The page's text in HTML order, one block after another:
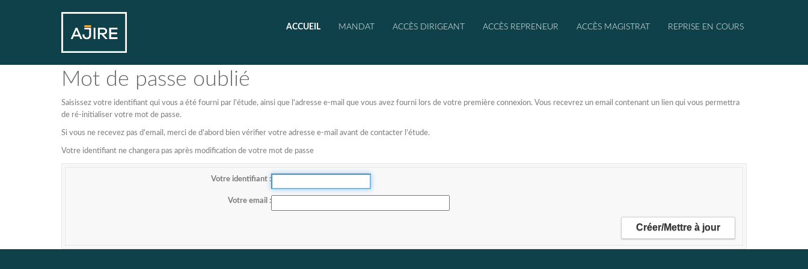
ACCUEIL MANDAT ACCÈS DIRIGEANT ACCÈS REPRENEUR ACCÈS MAGISTRAT REPRISE EN COURS
Mot de passe oublié
Saisissez votre identifiant qui vous a été fourni par l'étude, ainsi que l'adresse e-mail que vous avez fourni lors de votre première connexion. Vous recevrez un email contenant un lien qui vous permettra
de ré-initialiser votre mot de passe.
Si vous ne recevez pas d'email, merci de d'abord bien vérifier votre adresse e-mail avant de contacter l'étude.
Votre identifiant ne changera pas après modification de votre mot de passe
Votre identifiant
Votre email